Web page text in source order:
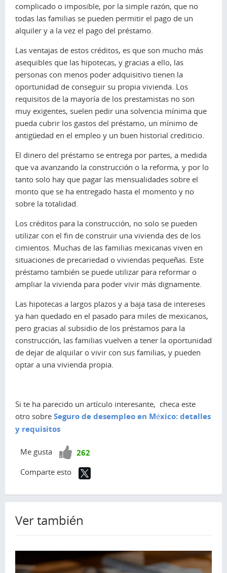
complicado o imposible, por la simple razón, que no
todas las familias se pueden permitir el pago de un
alquiler y a la vez el pago del préstamo.
Las ventajas de estos créditos, es que son mucho más
asequibles que las hipotecas, y gracias a ello, las
personas con menos poder adquisitivo tienen la
oportunidad de conseguir su propia vivienda. Los
requisitos de la mayoría de los prestamistas no son
muy exigentes, suelen pedir una solvencia mínima que
pueda cubrir los gastos del préstamo, un mínimo de
antigüedad en el empleo y un buen historial crediticio.
El dinero del préstamo se entrega por partes, a medida
que va avanzando la construcción o la reforma, y por lo
tanto solo hay que pagar las mensualidades sobre el
monto que se ha entregado hasta el momento y no
sobre la totalidad.
Los créditos para la construcción, no solo se pueden
utilizar con el fin de construir una vivienda des de los
cimientos. Muchas de las familias mexicanas viven en
situaciones de precariedad o viviendas pequeñas. Este
préstamo también se puede utilizar para reformar o
ampliar la vivienda para poder vivir más dignamente.
Las hipotecas a largos plazos y a baja tasa de intereses
ya han quedado en el pasado para miles de mexicanos,
pero gracias al subsidio de los préstamos para la
construcción, las familias vuelven a tener la oportunidad
de dejar de alquilar o vivir con sus familias, y pueden
optar a una vivienda propia.
Si te ha parecido un artículo interesante, checa este
otro sobre Seguro de desempleo en México: detalles
y requisitos
Me gusta
¡Vota262
Comparte esto
Ver también